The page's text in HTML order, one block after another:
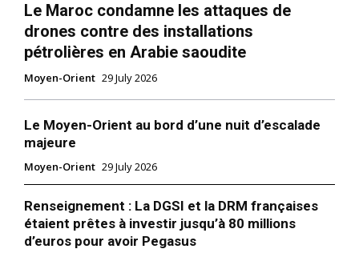
Le Maroc condamne les attaques de
drones contre des installations
pétrolières en Arabie saoudite
Moyen-Orient 29 July 2026
Le Moyen-Orient au bord d’une nuit d’escalade
majeure
Moyen-Orient 29 July 2026
Renseignement : La DGSI et la DRM françaises
étaient prêtes à investir jusqu’à 80 millions
d’euros pour avoir Pegasus